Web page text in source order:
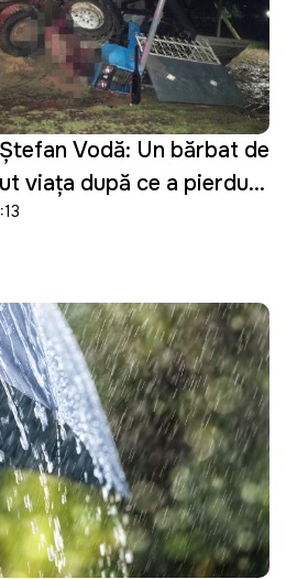
Vodă: Un bărbat de
viața după ce a pierdut
pe care îl